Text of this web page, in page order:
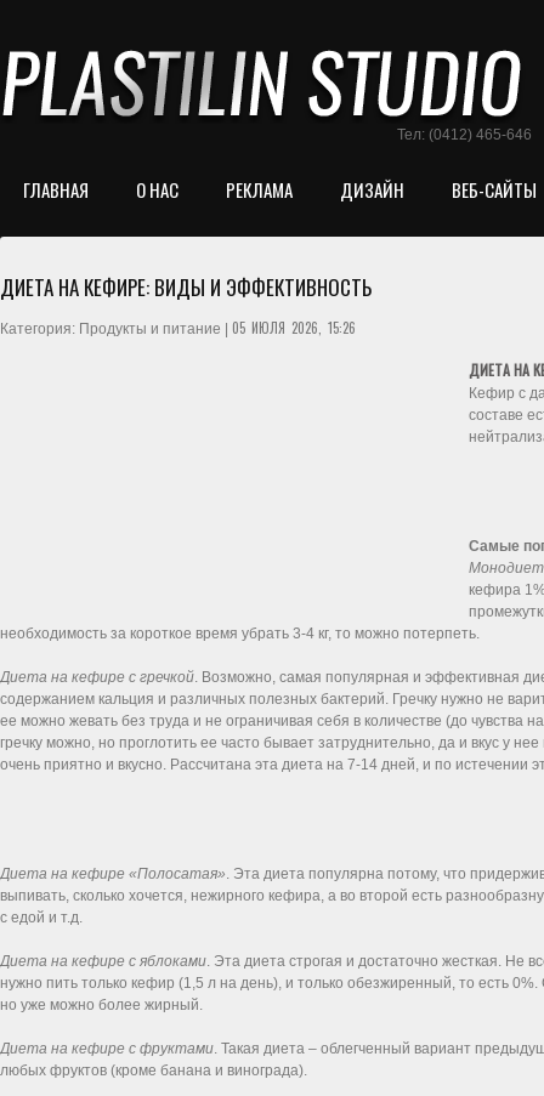
Тел: (0412) 465-646
ГЛАВНАЯ О НАС РЕКЛАМА ДИЗАЙН ВЕБ-САЙТЫ
ДИЕТА НА КЕФИРЕ: ВИДЫ И ЭФФЕКТИВНОСТЬ
Категория: Продукты и питание | 05 ИЮЛЯ 2026, 15:26
ДИЕТА НА
Кефир с
составе
Самые
кефира
необходимость за короткое время убрать 3-4 кг, то можно потерпеть.
Диета на кефире с гречкой. Возможно, самая популярная и эффективная
содержанием кальция и различных полезных бактерий. Гречку нужно не
ее можно жевать без труда и не ограничивая себя в количестве (до
гречку можно, но проглотить ее часто бывает затруднительно, да и вкус у
очень приятно и вкусно. Рассчитана эта диета на 7-14 дней, и по истечении
Диета на кефире «Полосатая». Эта диета популярна потому, что
выпивать, сколько хочется, нежирного кефира, а во второй есть
с едой и т.д.
Диета на кефире с яблоками. Эта диета строгая и достаточно жесткая. Не
нужно пить только кефир (1,5 л на день), и только обезжиренный, то есть
но уже можно более жирный.
Диета на кефире с фруктами. Такая диета – облегченный вариант
любых фруктов (кроме банана и винограда).